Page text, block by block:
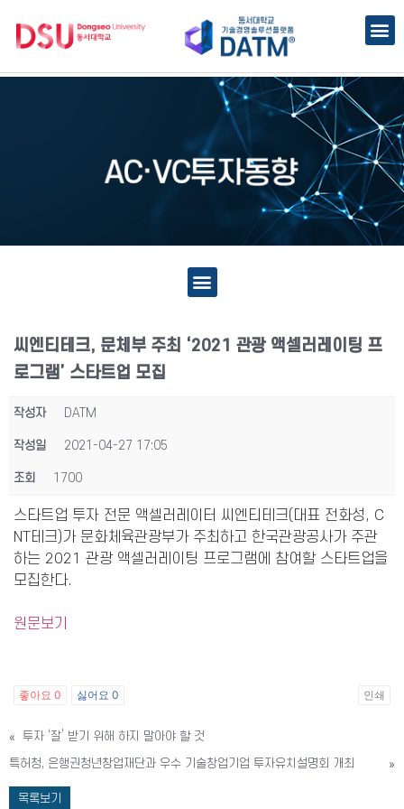
씨엔티테크, 문체부 주최 ‘2021 관광 액셀러레이팅 프
로그램’ 스타트업 모집
작성자 DATM
작성일 2021-04-27 17:05
조회 1700
스타트업 투자 전문 액셀러레이터 씨엔티테크(대표 전화성, C
NT테크)가 문화체육관광부가 주최하고 한국관광공사가 주관
하는 2021 관광 액셀러레이팅 프로그램에 참여할 스타트업을
모집한다.
원문보기
좋아요 0 싫어요 0 인쇄
«
투자 ‘잘’ 받기 위해 하지 말아야 할 것
특허청, 은행권청년창업재단과 우수 기술창업기업 투자유치설명회 개최
»
목록보기